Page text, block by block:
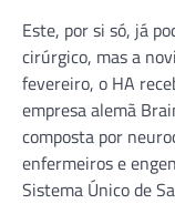
Este, por si só, já
cirúrgico, mas a
fevereiro, o HA
empresa alemã
composta por
enfermeiros e
Sistema Único de